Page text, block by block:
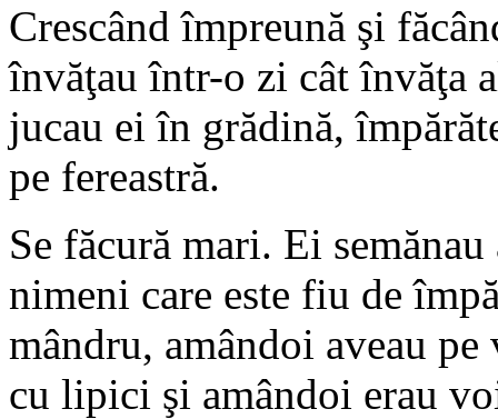
Crescând împreună şi
învăţau într-o zi cât învăţa
jucau ei în grădină,
pe fereastră.
Se făcură mari. Ei
nimeni care este fiu de
mândru, amândoi aveau
cu lipici şi amândoi erau